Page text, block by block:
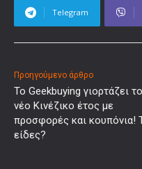
Telegram
Προηγούμενο άρθρο
Το Geekbuying γιορτάζει το
νέο Κινέζικο έτος με
προσφορές και κουπόνια!
είδες?